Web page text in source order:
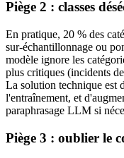
Piège 2 : classes
En pratique, 20 % des
sur-échantillonnage ou
modèle ignore les
plus critiques (incidents
La solution technique est
l'entraînement, et
paraphrasage LLM si
Piège 3 : oublier le